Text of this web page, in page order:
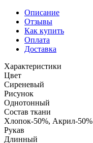
Описание
Отзывы
Как купить
Оплата
Доставка
Характеристики
Цвет
Сиреневый
Рисунок
Однотонный
Состав ткани
Хлопок-50%, Акрил-50%
Рукав
Длинный